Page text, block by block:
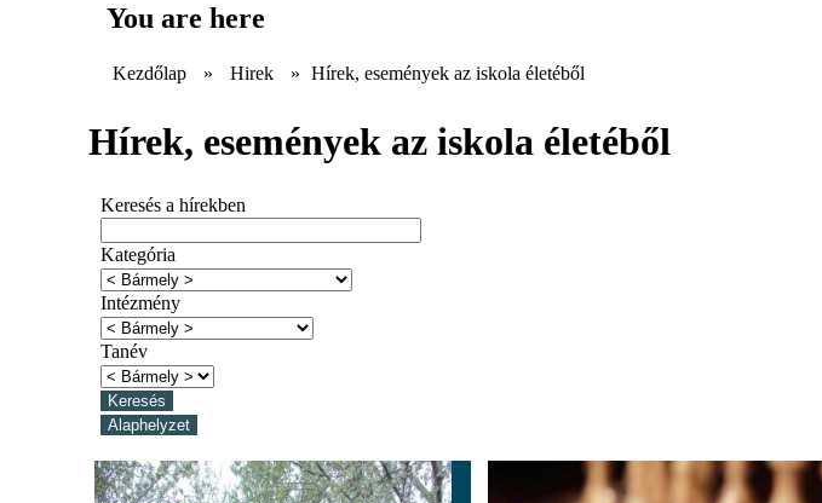
You are here
Kezdőlap » Hirek » Hírek, események az iskola életéből
Hírek, események az iskola életéből
Keresés a hírekben
Kategória
Intézmény
Tanév